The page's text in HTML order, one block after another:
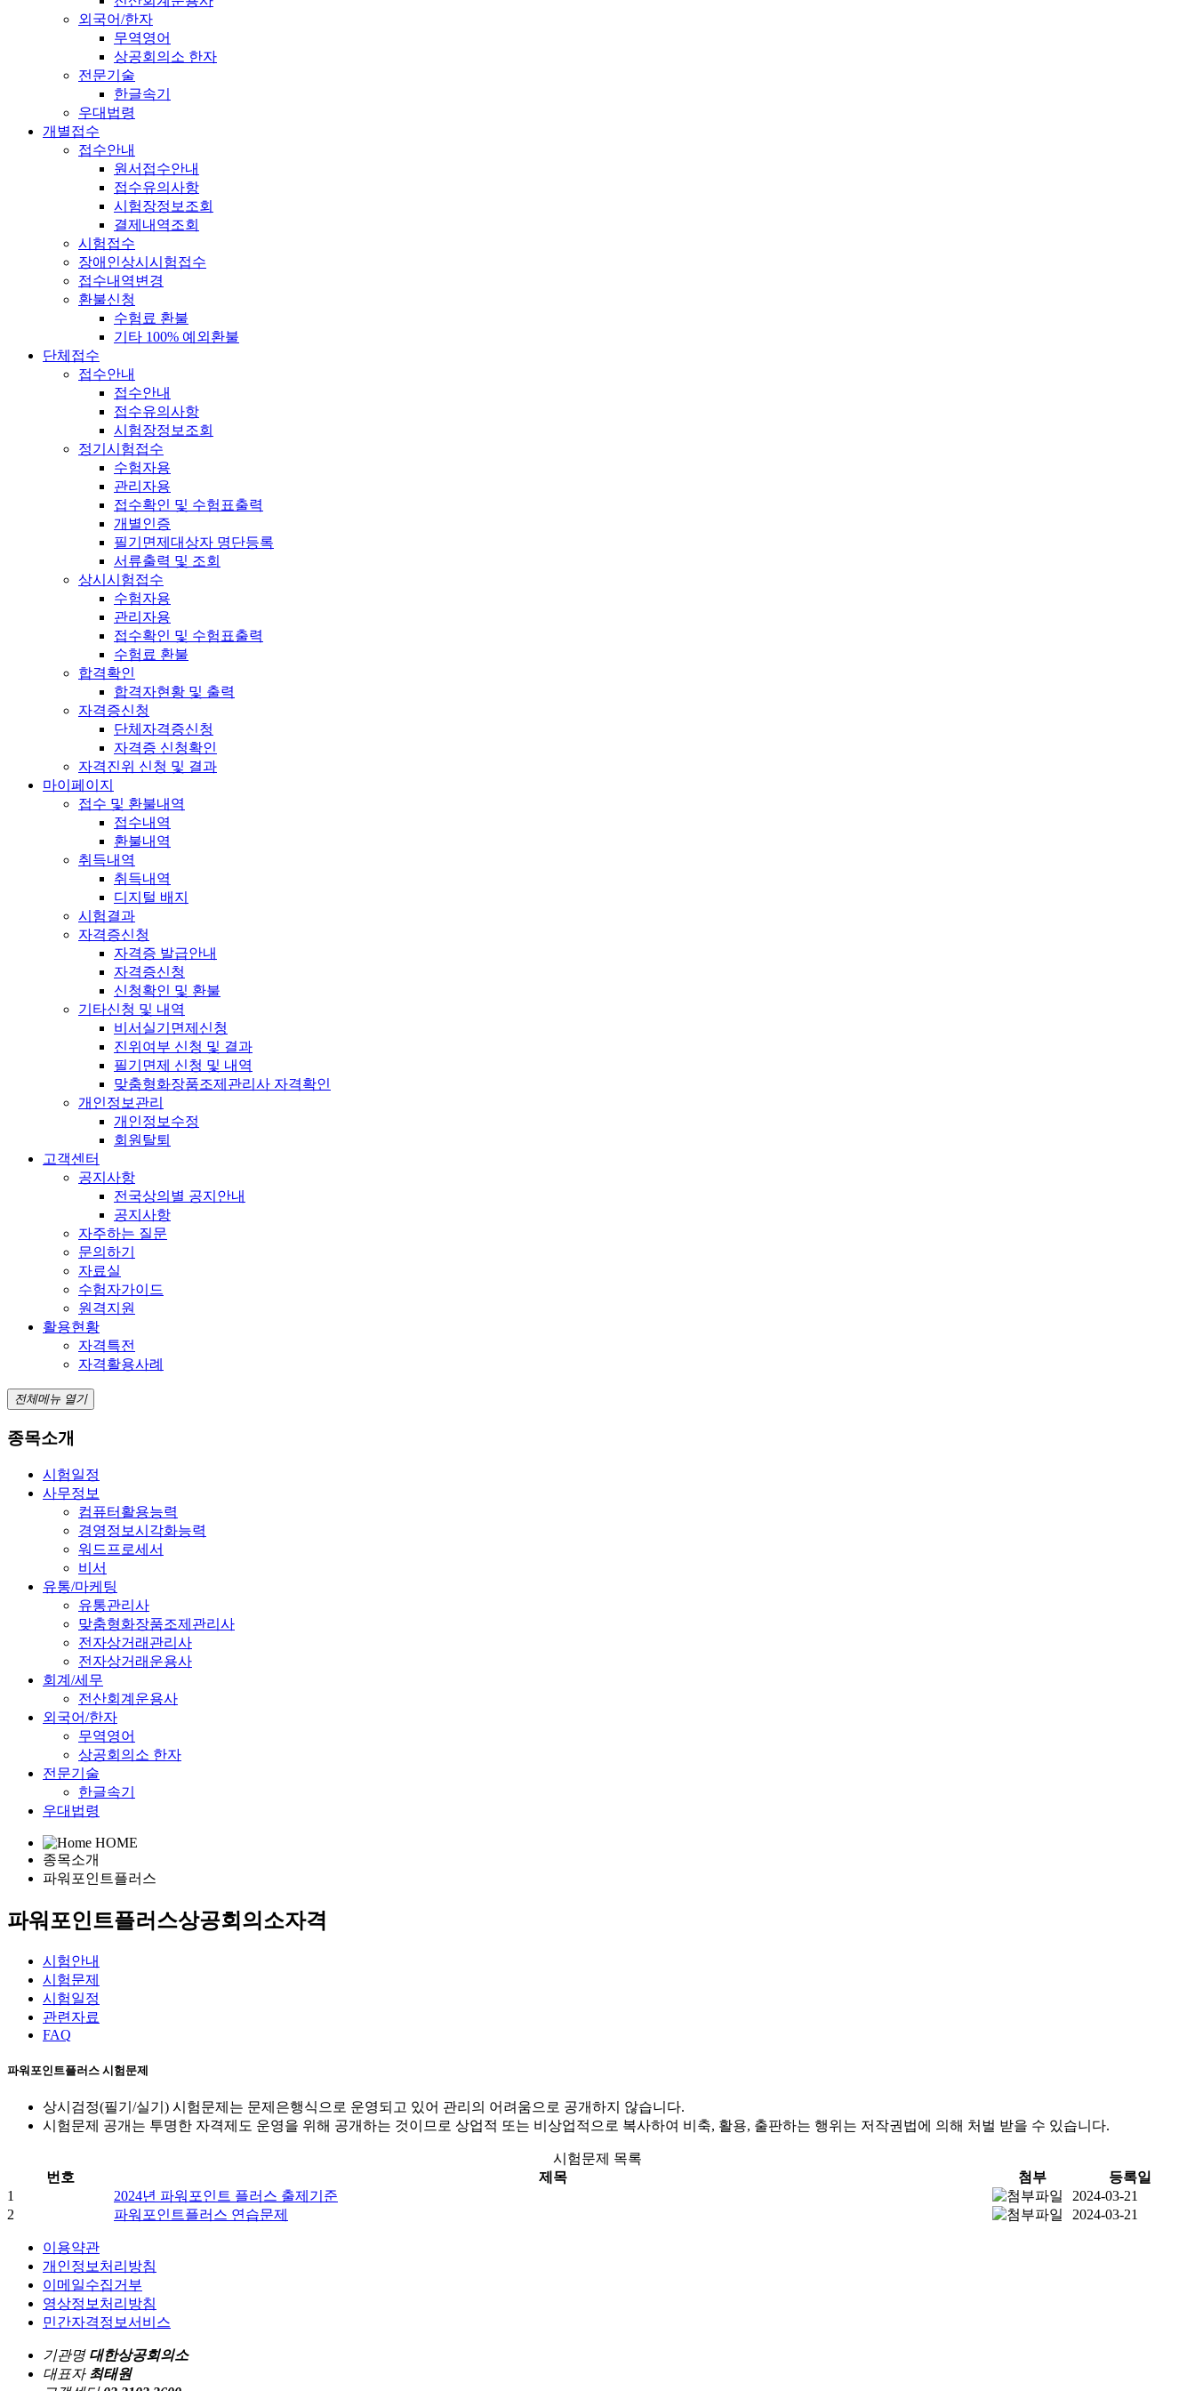
외국어/한자
무역영어
상공회의소 한자
전문기술
한글속기
우대법령
개별접수
접수안내
원서접수안내
접수유의사항
시험장정보조회
결제내역조회
시험접수
장애인상시시험접수
접수내역변경
환불신청
수험료 환불
기타 100% 예외환불
단체접수
접수안내
접수안내
접수유의사항
시험장정보조회
정기시험접수
수험자용
관리자용
접수확인 및 수험표출력
개별인증
필기면제대상자 명단등록
서류출력 및 조회
상시시험접수
수험자용
관리자용
접수확인 및 수험표출력
수험료 환불
합격확인
합격자현황 및 출력
자격증신청
단체자격증신청
자격증 신청확인
자격진위 신청 및 결과
마이페이지
접수 및 환불내역
접수내역
환불내역
취득내역
취득내역
디지털 배지
시험결과
자격증신청
자격증 발급안내
자격증신청
신청확인 및 환불
기타신청 및 내역
비서실기면제신청
진위여부 신청 및 결과
필기면제 신청 및 내역
맞춤형화장품조제관리사 자격확인
개인정보관리
개인정보수정
회원탈퇴
고객센터
공지사항
전국상의별 공지안내
공지사항
자주하는 질문
문의하기
자료실
수험자가이드
원격지원
활용현황
자격특전
자격활용사례
전체메뉴 열기
종목소개
시험일정
사무정보
컴퓨터활용능력
경영정보시각화능력
워드프로세서
비서
유통/마케팅
유통관리사
맞춤형화장품조제관리사
전자상거래관리사
전자상거래운용사
회계/세무
전산회계운용사
외국어/한자
무역영어
상공회의소 한자
전문기술
한글속기
우대법령
HOME
종목소개
파워포인트플러스
파워포인트플러스상공회의소자격
시험안내
시험문제
시험일정
관련자료
FAQ
파워포인트플러스 시험문제
상시검정(필기/실기) 시험문제는 문제은행식으로 운영되고 있어 관리의 어려움으로 공개하지 않습니다.
시험문제 공개는 투명한 자격제도 운영을 위해 공개하는 것이므로 상업적 또는 비상업적으로 복사하여 비축, 활용, 출판하는 행위는 저작권법에 의해 처벌 받을 수 있습니다.
시험문제 목록
번호
제목 첨부
등록일
1
2024년 파워포인트 플러스 출제기준
2024-03-21
2
파워포인트플러스 연습문제 2024-03-21
이용약관
개인정보처리방침
이메일수집거부
영상정보처리방침
민간자격정보서비스
기관명 대한상공회의소
대표자 최태원